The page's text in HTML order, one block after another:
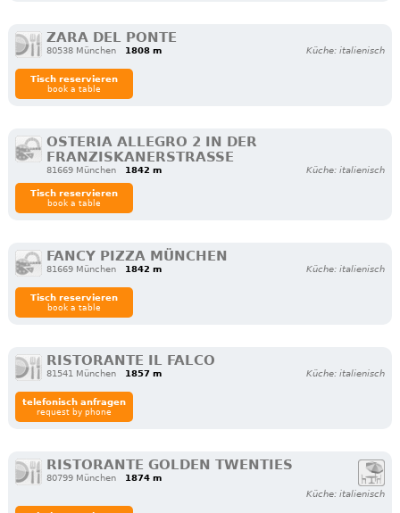
ZARA DEL PONTE
80538 München 1808 m Küche: italienisch
Tisch reservieren
book a table
OSTERIA ALLEGRO 2 IN DER
FRANZISKANERSTRASSE
81669 München 1842 m Küche: italienisch
Tisch reservieren
book a table
FANCY PIZZA MÜNCHEN
81669 München 1842 m Küche: italienisch
Tisch reservieren
book a table
RISTORANTE IL FALCO
81541 München 1857 m Küche: italienisch
telefonisch anfragen
request by phone
RISTORANTE GOLDEN TWENTIES
80799 München
1874 m
Küche: italienisch